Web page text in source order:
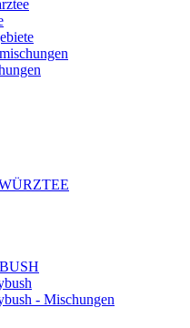
- Mischungen